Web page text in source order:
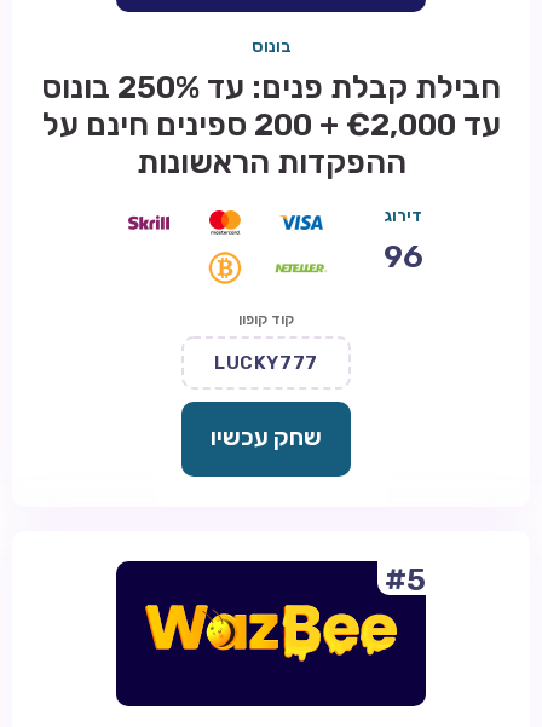
בונוס
חבילת קבלת פנים: עד 250% בונוס
עד €2,000 + 200 ספינים חינם על
ההפקדות הראשונות
דירוג
96
קוד קופון
LUCKY777
שחק עכשיו
#5